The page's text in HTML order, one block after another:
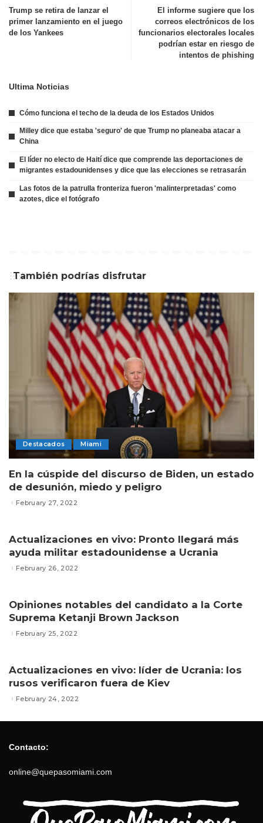
Trump se retira de lanzar el
primer lanzamiento en el juego
de los Yankees
El informe sugiere que los
correos electrónicos de los
funcionarios electorales locales
podrían estar en riesgo de
intentos de phishing
Ultima Noticias
Cómo funciona el techo de la deuda de los Estados Unidos
Milley dice que estaba 'seguro' de que Trump no planeaba atacar a
China
El líder no electo de Haití dice que comprende las deportaciones de
migrantes estadounidenses y dice que las elecciones se retrasarán
Las fotos de la patrulla fronteriza fueron 'malinterpretadas' como
azotes, dice el fotógrafo
También podrías disfrutar
Destacados Miami
En la cúspide del discurso de Biden, un estado
de desunión, miedo y peligro
February 27, 2022
Actualizaciones en vivo: Pronto llegará más
ayuda militar estadounidense a Ucrania
February 26, 2022
Opiniones notables del candidato a la Corte
Suprema Ketanji Brown Jackson
February 25, 2022
Actualizaciones en vivo: líder de Ucrania: los
rusos verificaron fuera de Kiev
February 24, 2022
Contacto:
online@quepasomiami.com